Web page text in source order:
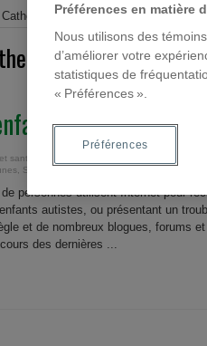
des Rivières
des Rivières
présentant un
santé
Santé mentale
personnes utilisent Internet pour
autistes, ou présentant un
et de nombreux blogues, forums
des dernières ...
Préférences en matière
Nous utilisons des
d’améliorer votre
statistiques de
« Préférences ».
Préférences